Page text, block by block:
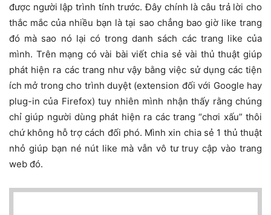
được người lập trình tính trước. Đây chính là câu trả lời cho
thắc mắc của nhiều bạn là tại sao chẳng bao giờ like trang
đó mà sao nó lại có trong danh sách các trang like của
mình. Trên mạng có vài bài viết chia sẻ vài thủ thuật giúp
phát hiện ra các trang như vậy bằng việc sử dụng các tiện
ích mở trong cho trình duyệt (extension đối với Google hay
plug-in của Firefox) tuy nhiên mình nhận thấy rằng chúng
chỉ giúp người dùng phát hiện ra các trang “chơi xấu” thôi
chứ không hỗ trợ cách đối phó. Mình xin chia sẻ 1 thủ thuật
nhỏ giúp bạn né nút like mà vẫn vô tư truy cập vào trang
web đó.